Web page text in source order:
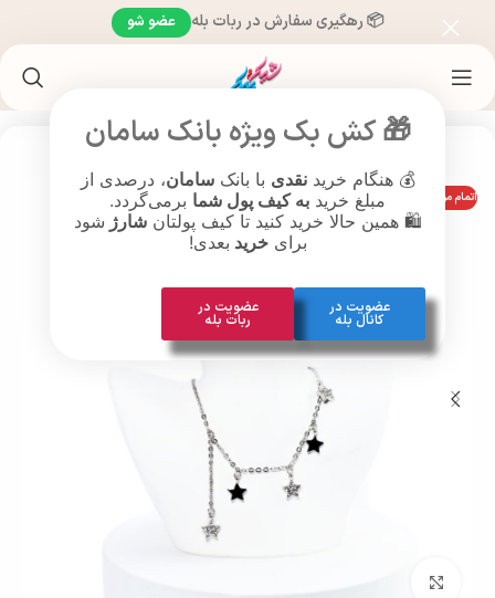
🎁 کش بک ویژه بانک سامان
💰 هنگام خریدنقدی با بانکسامان، درصدی از
مبلغ خرید به کیف پول شما برمی‌گردد.
🛍️ همین حالا خرید کنید تا کیف پولتانشارژ شود
برایخرید بعدی!
عضویت در
کانال بله
عضویت در
ربات بله
📦 رهگیری سفارش در ربات بله عضو شو
اتمام موجودی